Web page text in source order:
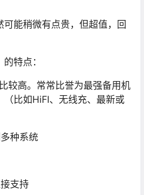
能稍微有点贵，但超值，回
特点：
较高。常常比誉为最强备用机
比如HiFI、无线充、最新或
种系统
支持